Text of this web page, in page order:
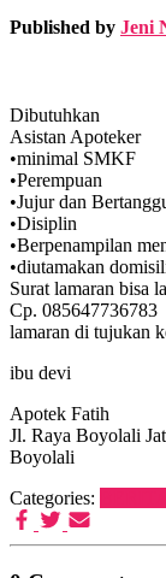
Published by Jeni
Dibutuhkan
Asistan Apoteker
•minimal SMKF
•Perempuan
•Jujur dan
•Disiplin
•Berpenampilan
•diutamakan
Surat lamaran bisa
Cp. 085647736783
lamaran di tujukan
ibu devi
Apotek Fatih
Jl. Raya Boyolali
Boyolali
Categories: